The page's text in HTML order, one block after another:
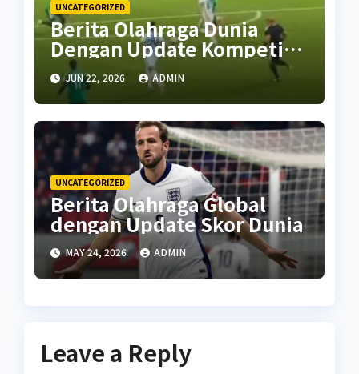
UNCATEGORIZED
Berita Olahraga Dunia
Dengan Update Kompetisi
Terbaru
JUN 22, 2026 ADMIN
UNCATEGORIZED
Berita Olahraga Global
dengan Update Skor Dunia
MAY 24, 2026 ADMIN
Leave a Reply